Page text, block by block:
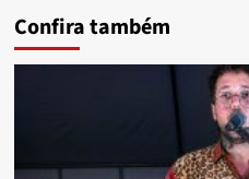
Confira também